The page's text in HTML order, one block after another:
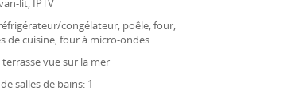
lit, IPTV
congélateur, poêle, four,
de cuisine, four à micro-ondes
terrasse vue sur la mer
salles de bains: 1